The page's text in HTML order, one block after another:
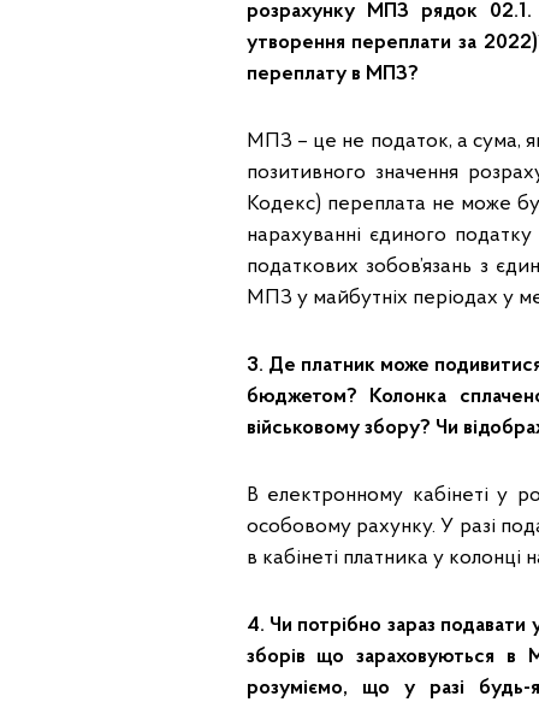
розрахунку МПЗ рядок
утворення переплати за
переплату в МПЗ?
МПЗ – це не податок, а сума,
позитивного значення
Кодекс) переплата не може
нарахуванні єдиного
податкових зобов’язань з
МПЗ у майбутніх періодах у
3. Де платник може подивитися
бюджетом? Колонка
військовому збору? Чи
В електронному кабінеті у
особовому рахунку. У разі
в кабінеті платника у колонці
4. Чи потрібно зараз
зборів що зараховуються
розуміємо, що у разі будь-